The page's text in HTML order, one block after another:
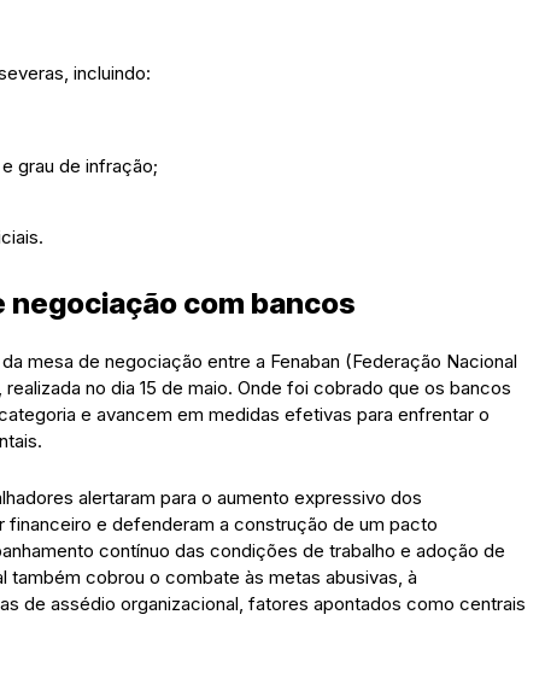
incluindo:
grau de infração;
negociação com bancos
mesa de negociação entre a Fenaban (Federação Nacional
no dia 15 de maio. Onde foi cobrado que os bancos
e avancem em medidas efetivas para enfrentar o
alertaram para o aumento expressivo dos
e defenderam a construção de um pacto
contínuo das condições de trabalho e adoção de
cobrou o combate às metas abusivas, à
de assédio organizacional, fatores apontados como centrais